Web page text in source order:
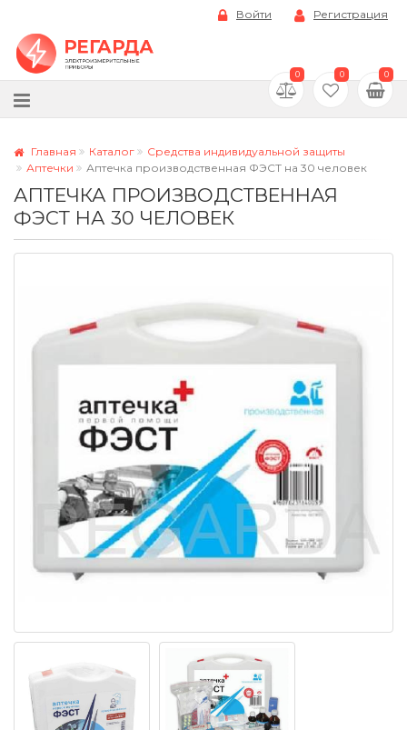
Войти Регистрация
0 0 0
Главная Каталог
Средства индивидуальной защиты
Аптечки
Аптечка производственная ФЭСТ на 30 человек
АПТЕЧКА ПРОИЗВОДСТВЕННАЯ
ФЭСТ НА 30 ЧЕЛОВЕК